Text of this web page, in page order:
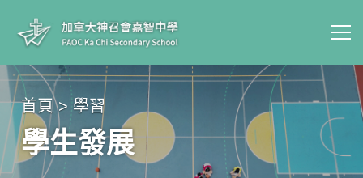
首頁 > 學習
學生發展